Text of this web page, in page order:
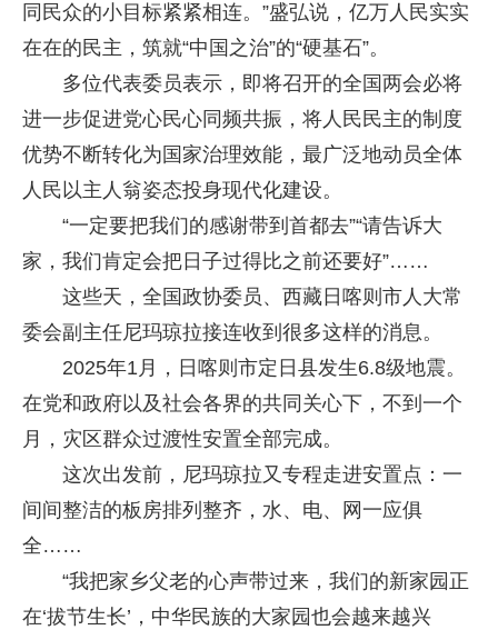
同民众的小目标紧紧相连。”盛弘说，亿万人民实实
在在的民主，筑就“中国之治”的“硬基石”。
多位代表委员表示，即将召开的全国两会必将
进一步促进党心民心同频共振，将人民民主的制度
优势不断转化为国家治理效能，最广泛地动员全体
人民以主人翁姿态投身现代化建设。
“一定要把我们的感谢带到首都去”“请告诉大
家，我们肯定会把日子过得比之前还要好”……
这些天，全国政协委员、西藏日喀则市人大常
委会副主任尼玛琼拉接连收到很多这样的消息。
2025年1月，日喀则市定日县发生6.8级地震。
在党和政府以及社会各界的共同关心下，不到一个
月，灾区群众过渡性安置全部完成。
这次出发前，尼玛琼拉又专程走进安置点：一
间间整洁的板房排列整齐，水、电、网一应俱
全……
“我把家乡父老的心声带过来，我们的新家园正
在‘拔节生长’，中华民族的大家园也会越来越兴